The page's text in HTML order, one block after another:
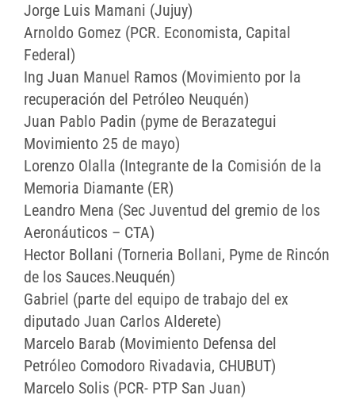
Jorge Luis Mamani (Jujuy)
Arnoldo Gomez (PCR. Economista, Capital
Federal)
Ing Juan Manuel Ramos (Movimiento por la
recuperación del Petróleo Neuquén)
Juan Pablo Padin (pyme de Berazategui
Movimiento 25 de mayo)
Lorenzo Olalla (Integrante de la Comisión de la
Memoria Diamante (ER)
Leandro Mena (Sec Juventud del gremio de los
Aeronáuticos – CTA)
Hector Bollani (Torneria Bollani, Pyme de Rincón
de los Sauces.Neuquén)
Gabriel (parte del equipo de trabajo del ex
diputado Juan Carlos Alderete)
Marcelo Barab (Movimiento Defensa del
Petróleo Comodoro Rivadavia, CHUBUT)
Marcelo Solis (PCR- PTP San Juan)